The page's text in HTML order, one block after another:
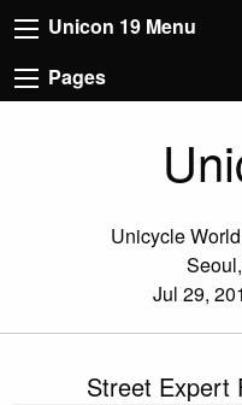
Unicon 19 Menu
Pages
Unicycle
Jul 29,
Street Expert